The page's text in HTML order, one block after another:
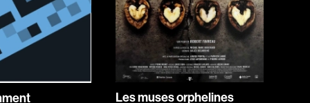
1950
1970
1990
Les muses orphelines